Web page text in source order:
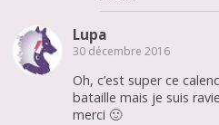
Lupa
30 décembre 2016
Oh, c’est super ce
bataille mais je suis
merci 🙂